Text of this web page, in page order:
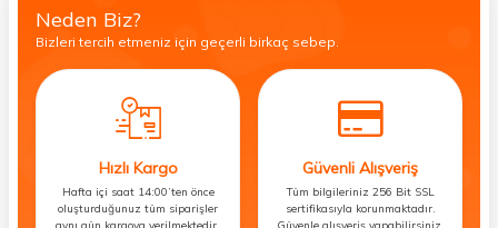
Neden Biz?
Bizleri tercih etmeniz için geçerli birkaç sebep.
Hızlı Kargo
Hafta içi saat 14:00’ten önce
oluşturduğunuz tüm siparişler
Güvenli Alışveriş
Tüm bilgileriniz 256 Bit SSL
sertifikasıyla korunmaktadır.